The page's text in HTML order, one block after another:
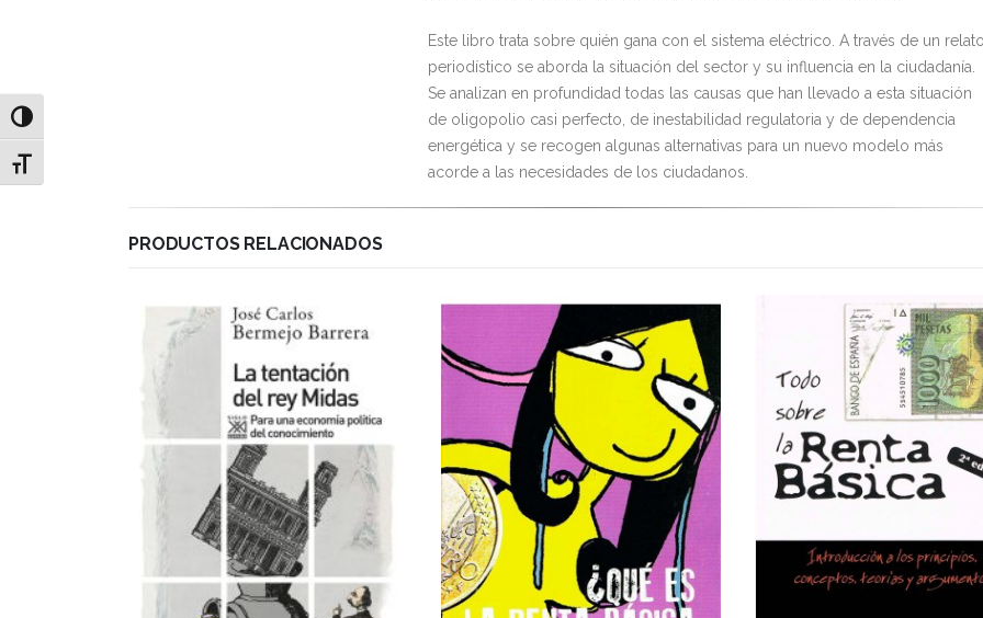
Alternar alto contraste
Alternar tamaño de letra
Este libro trata sobre quién gana con el sistema eléctrico. A través de un relato
periodístico se aborda la situación del sector y su influencia en la ciudadanía.
Se analizan en profundidad todas las causas que han llevado a esta situación
de oligopolio casi perfecto, de inestabilidad regulatoria y de dependencia
energética y se recogen algunas alternativas para un nuevo modelo más
acorde a las necesidades de los ciudadanos.
PRODUCTOS RELACIONADOS